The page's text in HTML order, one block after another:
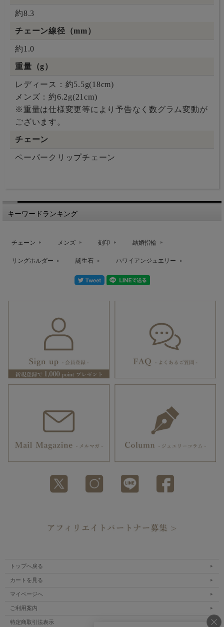
約8.3
チェーン線径（mm）
約1.0
重量（g）
レディース：約5.5g(18cm)
メンズ：約6.2g(21cm)
※重量は仕様変更等により予告なく数グラム変動が
ございます。
チェーン
ペーパークリップチェーン
キーワードランキング
チェーン メンズ 刻印 結婚指輪
リングホルダー 誕生石 ハワイアンジュエリー
トップへ戻る
カートを見る
マイページへ
ご利用案内
特定商取引法表示